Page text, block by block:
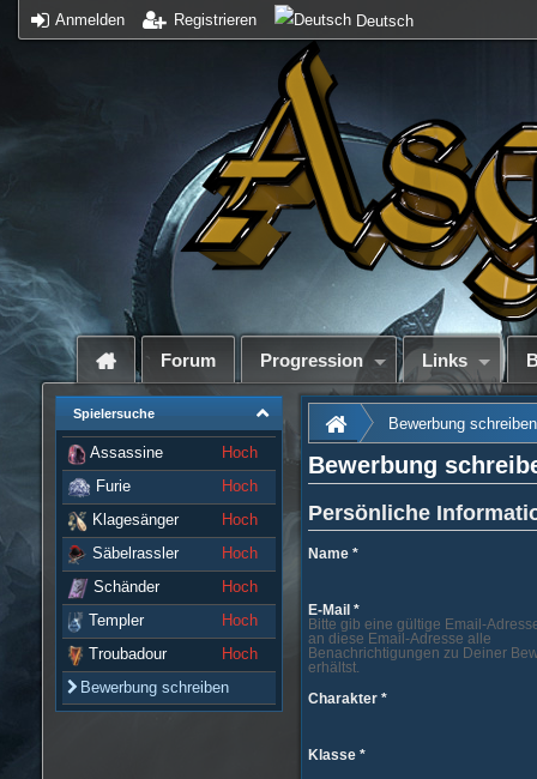
Anmelden Registrieren Deutsch
Forum Progression Links
Spielersuche
Assassine
Hoch
Furie
Hoch
Klagesänger
Hoch
Säbelrassler
Hoch
Schänder
Hoch
Templer
Hoch
Troubadour
Hoch
Bewerbung schreiben
Bewerbung schreiben
Bewerbung
Persönliche
Name *
E-Mail *
Bitte gib eine gültige Email-
an diese Email-Adresse alle
Benachrichtigungen zu Deiner
erhältst.
Charakter *
Klasse *